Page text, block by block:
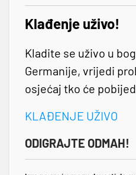
Klađenje uživo!
Kladite se uživo u
Germanije, vrijedi
osjećaj tko će
KLAĐENJE UŽIVO
ODIGRAJTE ODMAH!